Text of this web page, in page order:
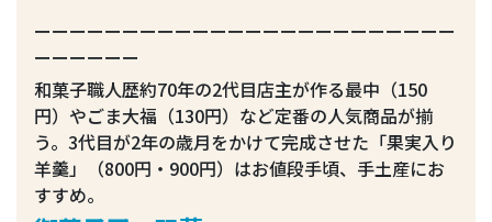
ーーーーーーーーーーーーーーーーーーーーーーーー
ーーーーーー
和菓子職人歴約70年の2代目店主が作る最中（150
円）やごま大福（130円）など定番の人気商品が揃
う。3代目が2年の歳月をかけて完成させた「果実入り
羊羹」（800円・900円）はお値段手頃、手土産にお
すすめ。